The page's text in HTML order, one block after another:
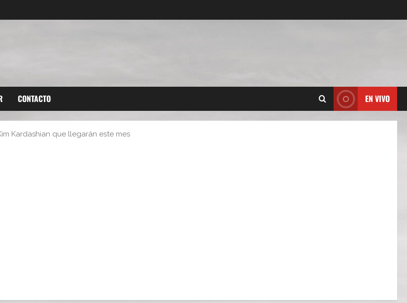
CONTACTO EN VIVO
Kardashian que llegarán este mes